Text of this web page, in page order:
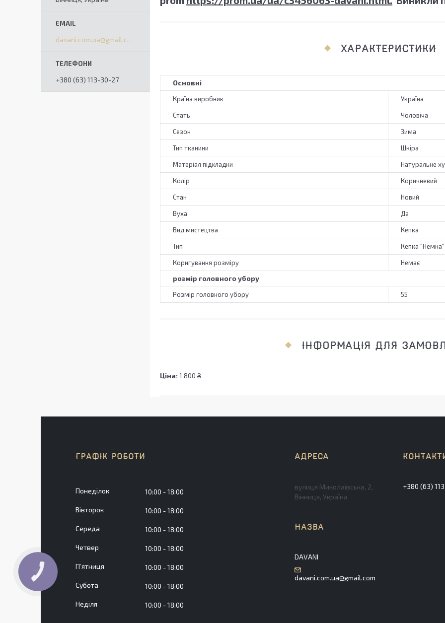
ХАРАКТЕРИСТИКИ
Основні
Країна виробник Україна
Стать Чоловіча
Сезон Зима
Тип тканини Шкіра
Матеріал підкладки Натуральне
Колір Коричневий
Стан Новий
Вуха Да
Вид мистецтва Кепка
Тип Кепка "Немка"
Коригування розміру Немає
розмір головного убору
Розмір головного убору 55
ІНФОРМАЦІЯ ДЛЯ
Ціна: 1 800 ₴
davani.com.ua@gmail.com
+380 (63) 113-30-27
ГРАФІК РОБОТИ
Понеділок 10:00 18:00
Вівторок 10:00 18:00
Середа 10:00 18:00
Четвер 10:00 18:00
Пʼятниця 10:00 18:00
Субота 10:00 18:00
Неділя 10:00 18:00
вулиця Миколаївська, 2,
Вінниця, Україна
DAVANI
davani.com.ua@gmail.com
+380 (63)
КНОПКА
ЗВ'ЯЗКУ